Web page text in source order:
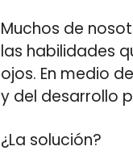
Muchos de
las habilidades
ojos. En medio
y del desarrollo
¿La solución?